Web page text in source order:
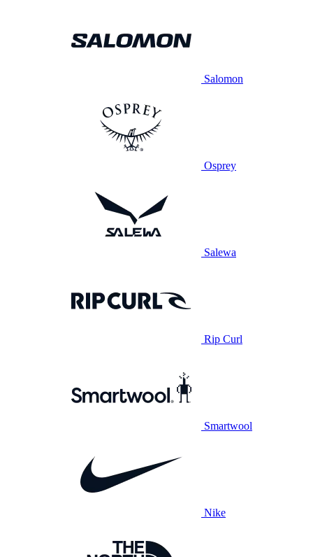
Salomon
Osprey
Salewa
Rip Curl
Smartwool
Nike